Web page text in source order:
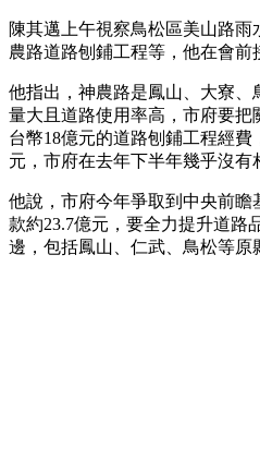
陳其邁上午視察鳥松區美山路
農路道路刨鋪工程等，他在會前
他指出，神農路是鳳山、大寮
量大且道路使用率高，市府要
台幣18億元的道路刨鋪工程經費
元，市府在去年下半年幾乎沒有
他說，市府今年爭取到中央前
款約23.7億元，要全力提升道路
邊，包括鳳山、仁武、鳥松等原